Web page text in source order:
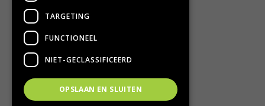
Privacy Policy
Privacy statement
CONTACT
Groencentrum Hoogeveen
Nijstad 11
TARGETING
FUNCTIONEEL
NIET-GECLASSIFICEERD
OPSLAAN EN SLUITEN